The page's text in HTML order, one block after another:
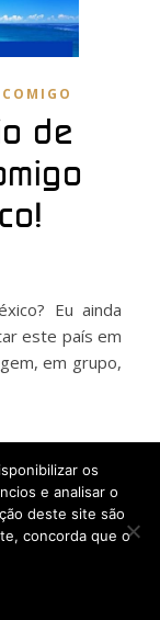
de
este país em
em grupo,
os
e analisar o
deste site são
concorda que o